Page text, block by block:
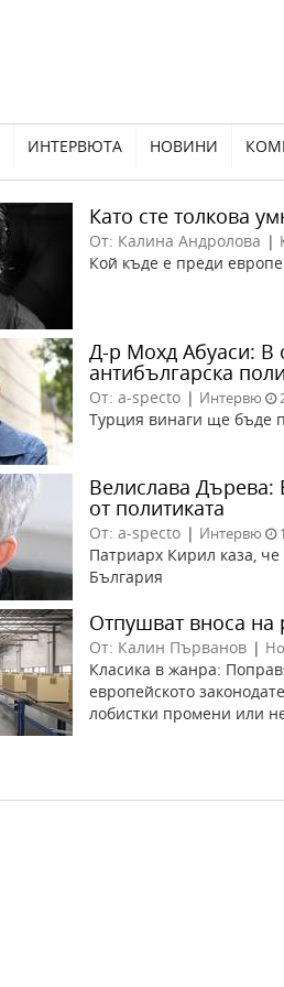
ИНТЕРВЮТА НОВИНИ
Като сте толкова
От: Калина Андролова |
Кой къде е преди
Д-р Мохд Абуаси: В
антибългарска
От: a-specto | Интервю
Турция винаги ще бъде
Велислава Дърева:
от политиката
От: a-specto | Интервю
Патриарх Кирил каза,
България
Отпушват вноса на
От: Калин Първанов |
Класика в жанра:
европейското
лобистки промени или